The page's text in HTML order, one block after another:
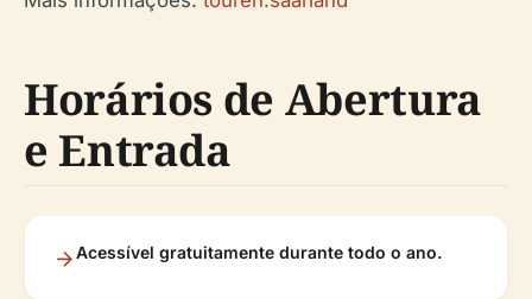
Horários de Abertura
e Entrada
Acessível gratuitamente durante todo o ano.